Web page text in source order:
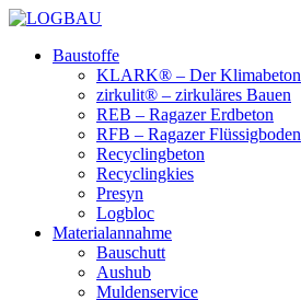
Baustoffe
KLARK® – Der Klimabeton
zirkulit® – zirkuläres Bauen
REB – Ragazer Erdbeton
RFB – Ragazer Flüssigboden
Recyclingbeton
Recyclingkies
Presyn
Logbloc
Materialannahme
Bauschutt
Aushub
Muldenservice